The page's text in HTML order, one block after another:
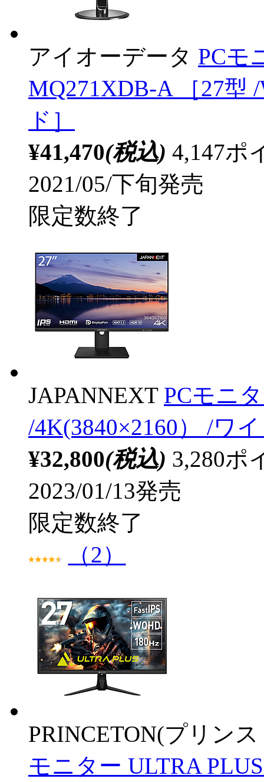
アイオーデータ PCモ
MQ271XDB-A ［27型
ド］
¥41,470(税込) 4,147ポ
2021/05/下旬発売
限定数終了
JAPANNEXT PCモニ
/4K(3840×2160） /ワ
¥32,800(税込) 3,280ポ
2023/01/13発売
限定数終了
（2）
PRINCETON(プリン
モニター ULTRA